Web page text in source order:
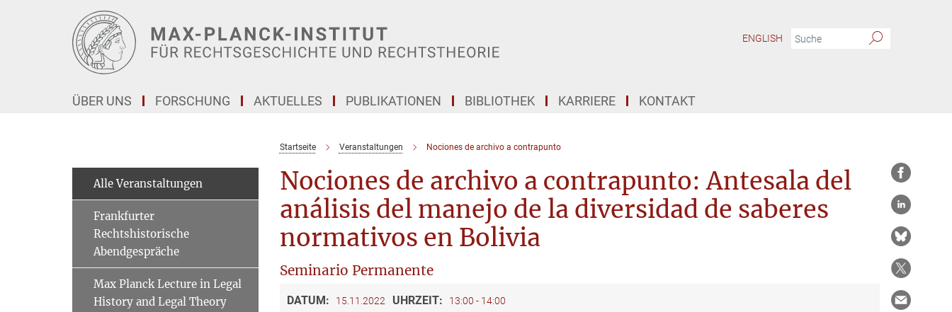
ENGLISH
ÜBER UNS FORSCHUNG AKTUELLES PUBLIKATIONEN BIBLIOTHEK KARRIERE KONTAKT
Startseite Veranstaltungen Nociones de archivo a contrapunto
Nociones de archivo a contrapunto: Antesala del
análisis del manejo de la diversidad de saberes
normativos en Bolivia
Seminario Permanente
DATUM: 15.11.2022 UHRZEIT: 13:00 - 14:00
Alle Veranstaltungen
Frankfurter
Rechtshistorische
Abendgespräche
Max Planck Lecture in Legal
History and Legal Theory